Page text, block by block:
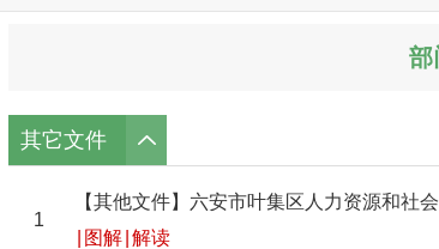
部
其它文件
1
【其他文件】六安市叶集区人力资源和社
图解 解读